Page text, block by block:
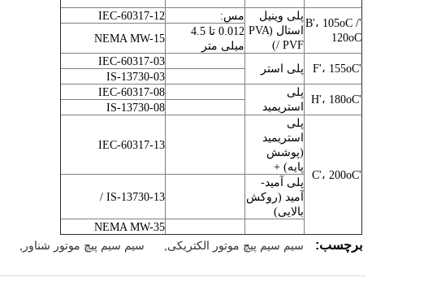
'B'، 105oC /
120oC
پلی وینیل
استال (PVA
/ PVF)
مس:
IEC-60317-12
0.012 تا 4.5
میلی متر
NEMA MW-15
'F'، 155oC پلی استر
IEC-60317-03
IS-13730-03
'H'، 180oC
پلی
استریمید
IEC-60317-08
IS-13730-08
'C'، 200oC
پلی
استریمید
(پوشش
پایه) +
IEC-60317-13
پلی آمید-
آمید (روکش
بالایی)
IS-13730-13 /
NEMA MW-35
برچسب: سیم سیم پیچ موتور الکتریکی سیم سیم پیچ موتور شناور